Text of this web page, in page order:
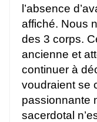
l’absence
affiché. Nous
des 3 corps.
ancienne et
continuer à
voudraient se
passionnante
sacerdotal